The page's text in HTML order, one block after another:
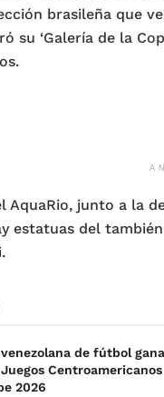
brasileña que
su ‘Galería de la
AquaRio, junto a la
estatuas del
de fútbol gana
Centroamericanos
2026